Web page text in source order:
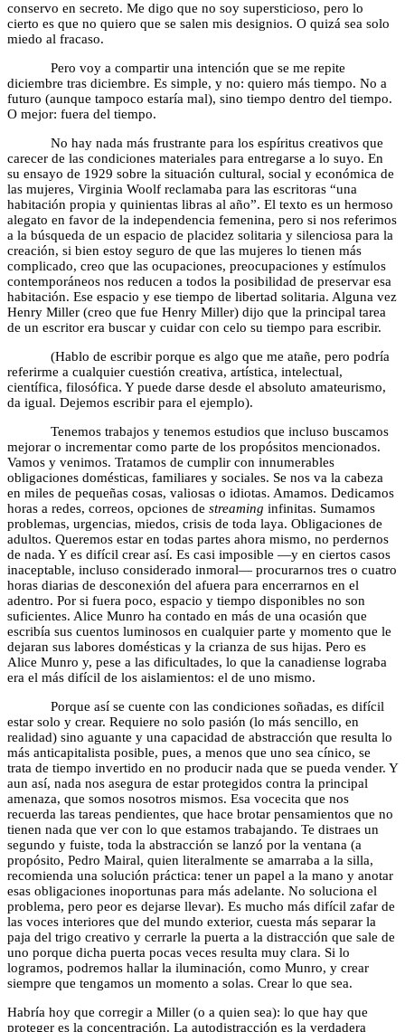
conservo en secreto. Me digo que no soy supersticioso, pero lo
cierto es que no quiero que se salen mis designios. O quizá sea solo
miedo al fracaso.
Pero voy a compartir una intención que se me repite
diciembre tras diciembre. Es simple, y no: quiero más tiempo. No a
futuro (aunque tampoco estaría mal), sino tiempo dentro del tiempo.
O mejor: fuera del tiempo.
No hay nada más frustrante para los espíritus creativos que
carecer de las condiciones materiales para entregarse a lo suyo. En
su ensayo de 1929 sobre la situación cultural, social y económica de
las mujeres, Virginia Woolf reclamaba para las escritoras “una
habitación propia y quinientas libras al año”. El texto es un hermoso
alegato en favor de la independencia femenina, pero si nos referimos
a la búsqueda de un espacio de placidez solitaria y silenciosa para la
creación, si bien estoy seguro de que las mujeres lo tienen más
complicado, creo que las ocupaciones, preocupaciones y estímulos
contemporáneos nos reducen a todos la posibilidad de preservar esa
habitación. Ese espacio y ese tiempo de libertad solitaria. Alguna vez
Henry Miller (creo que fue Henry Miller) dijo que la principal tarea
de un escritor era buscar y cuidar con celo su tiempo para escribir.
(Hablo de escribir porque es algo que me atañe, pero podría
referirme a cualquier cuestión creativa, artística, intelectual,
científica, filosófica. Y puede darse desde el absoluto amateurismo,
da igual. Dejemos escribir para el ejemplo).
Tenemos trabajos y tenemos estudios que incluso buscamos
mejorar o incrementar como parte de los propósitos mencionados.
Vamos y venimos. Tratamos de cumplir con innumerables
obligaciones domésticas, familiares y sociales. Se nos va la cabeza
en miles de pequeñas cosas, valiosas o idiotas. Amamos. Dedicamos
horas a redes, correos, opciones de streaming infinitas. Sumamos
problemas, urgencias, miedos, crisis de toda laya. Obligaciones de
adultos. Queremos estar en todas partes ahora mismo, no perdernos
de nada. Y es difícil crear así. Es casi imposible —y en ciertos casos
inaceptable, incluso considerado inmoral— procurarnos tres o cuatro
horas diarias de desconexión del afuera para encerrarnos en el
adentro. Por si fuera poco, espacio y tiempo disponibles no son
suficientes. Alice Munro ha contado en más de una ocasión que
escribía sus cuentos luminosos en cualquier parte y momento que le
dejaran sus labores domésticas y la crianza de sus hijas. Pero es
Alice Munro y, pese a las dificultades, lo que la canadiense lograba
era el más difícil de los aislamientos: el de uno mismo.
Porque así se cuente con las condiciones soñadas, es difícil
estar solo y crear. Requiere no solo pasión (lo más sencillo, en
realidad) sino aguante y una capacidad de abstracción que resulta lo
más anticapitalista posible, pues, a menos que uno sea cínico, se
trata de tiempo invertido en no producir nada que se pueda vender. Y
aun así, nada nos asegura de estar protegidos contra la principal
amenaza, que somos nosotros mismos. Esa vocecita que nos
recuerda las tareas pendientes, que hace brotar pensamientos que no
tienen nada que ver con lo que estamos trabajando. Te distraes un
segundo y fuiste, toda la abstracción se lanzó por la ventana (a
propósito, Pedro Mairal, quien literalmente se amarraba a la silla,
recomienda una solución práctica: tener un papel a la mano y anotar
esas obligaciones inoportunas para más adelante. No soluciona el
problema, pero peor es dejarse llevar). Es mucho más difícil zafar de
las voces interiores que del mundo exterior, cuesta más separar la
paja del trigo creativo y cerrarle la puerta a la distracción que sale de
uno porque dicha puerta pocas veces resulta muy clara. Si lo
logramos, podremos hallar la iluminación, como Munro, y crear
siempre que tengamos un momento a solas. Crear lo que sea.
Habría hoy que corregir a Miller (o a quien sea): lo que hay que
proteger es la concentración. La autodistracción es la verdadera